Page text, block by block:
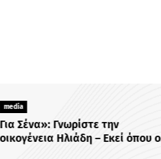
την
– Εκεί όπου οι
δοκιμάζονται